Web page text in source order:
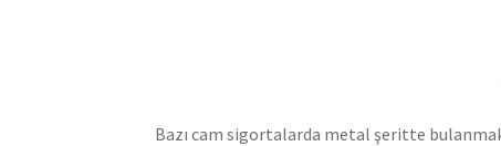
Bazı cam sigortalarda metal şeritte